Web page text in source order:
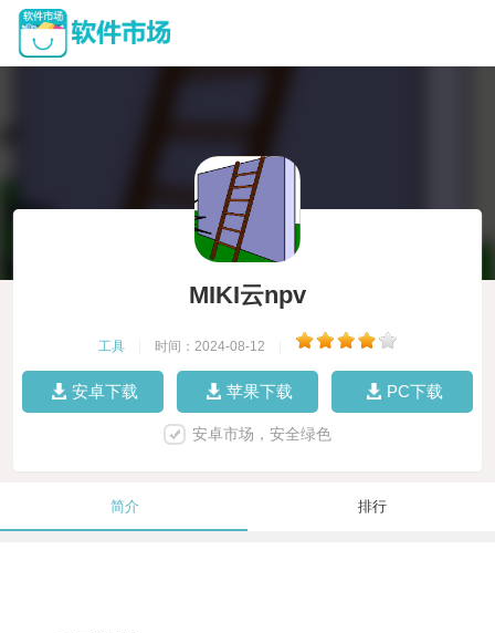
MIKI云npv
工具 时间：2024-08-12
安卓下载 苹果下载 PC下载
安卓市场，安全绿色
简介 排行